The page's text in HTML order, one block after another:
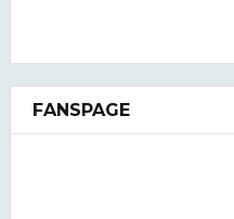
FANSPAGE